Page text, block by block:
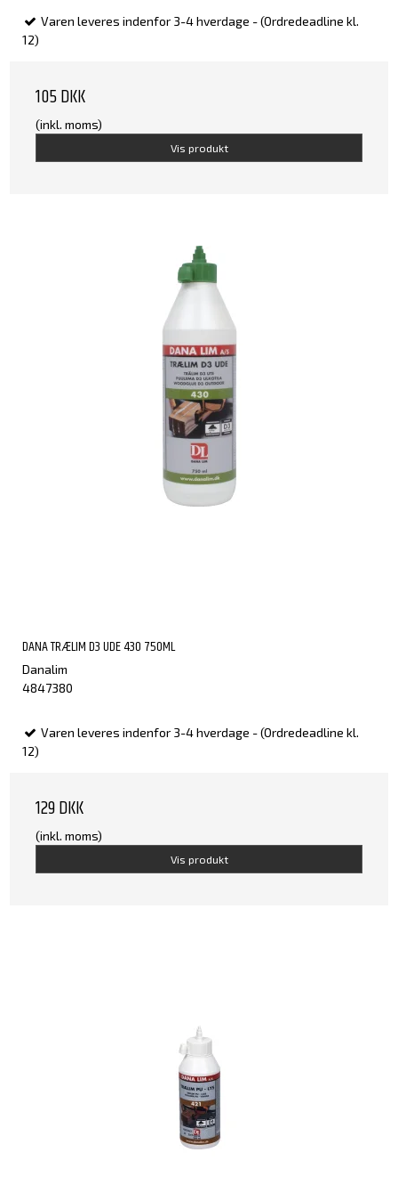
Varen leveres indenfor 3-4 hverdage - (Ordredeadline kl.
12)
105 DKK
(inkl. moms)
Vis produkt
DANA TRÆLIM D3 UDE 430 750ML
Danalim
4847380
Varen leveres indenfor 3-4 hverdage - (Ordredeadline kl.
12)
129 DKK
(inkl. moms)
Vis produkt